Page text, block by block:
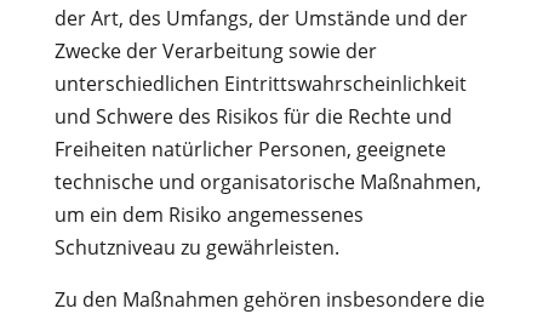
der Art, des Umfangs, der Umstände und der
Zwecke der Verarbeitung sowie der
unterschiedlichen Eintrittswahrscheinlichkeit
und Schwere des Risikos für die Rechte und
Freiheiten natürlicher Personen, geeignete
technische und organisatorische Maßnahmen,
um ein dem Risiko angemessenes
Schutzniveau zu gewährleisten.
Zu den Maßnahmen gehören insbesondere die